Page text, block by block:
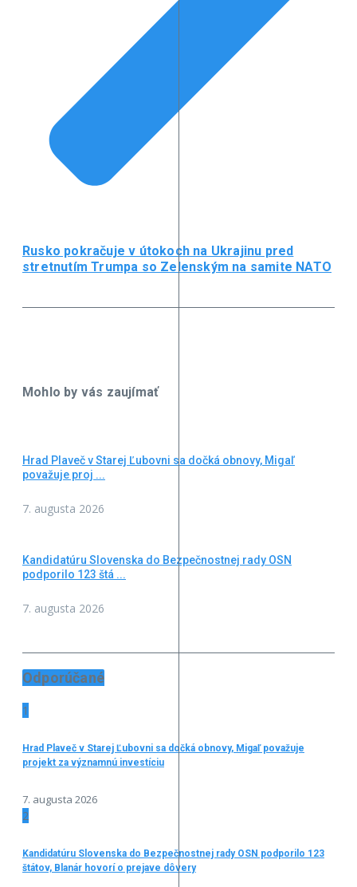
Rusko pokračuje v útokoch na Ukrajinu pred
stretnutím Trumpa so Zelenským na samite NATO
Mohlo by vás zaujímať
Hrad Plaveč v Starej Ľubovni sa dočká obnovy, Migaľ
považuje proj ...
7. augusta 2026
Kandidatúru Slovenska do Bezpečnostnej rady OSN
podporilo 123 štá ...
7. augusta 2026
Odporúčané
1
Hrad Plaveč v Starej Ľubovni sa dočká obnovy, Migaľ považuje
projekt za významnú investíciu
7. augusta 2026
2
Kandidatúru Slovenska do Bezpečnostnej rady OSN podporilo 123
štátov, Blanár hovorí o prejave dôvery